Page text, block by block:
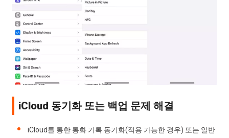
iCloud 동기화 또는 백업 문제 해결
iCloud를 통한 통화 기록 동기화(적용 가능한 경우) 또는 일반